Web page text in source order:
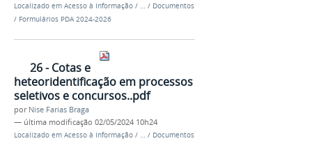
Localizado em Acesso à Informação / … / Documentos
/ Formulários PDA 2024-2026
26 - Cotas e
heteoridentificação em processos
seletivos e concursos..pdf
por Nise Farias Braga
— última modificação 02/05/2024 10h24
Localizado em Acesso à Informação / … / Documentos